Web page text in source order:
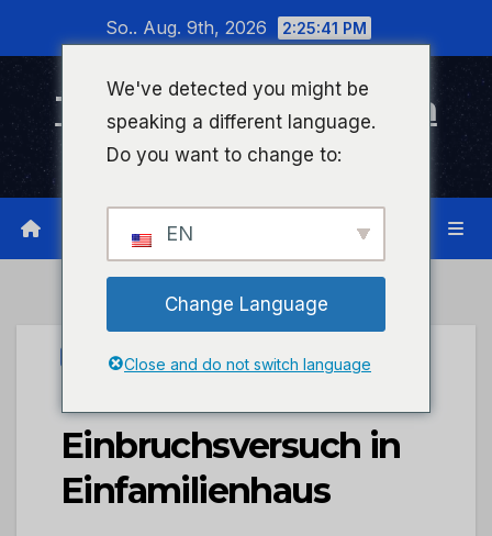
wechseln
So.. Aug. 9th, 2026 2:25:41 PM
Timeline Bad Kreuznach
Infonetzwerk für Bad Kreuznach
PRESSEPORTAL
POL-PDKH:
Einbruchsversuch in
Einfamilienhaus
We've detected you might be
speaking a different language.
Do you want to change to:
EN
Change Language
Close and do not switch language